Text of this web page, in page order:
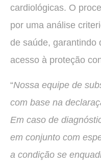
cardiológicas. O
por uma análise
de saúde, garantindo
acesso à proteção
“Nossa equipe de
com base na
Em caso de
em conjunto com
a condição se